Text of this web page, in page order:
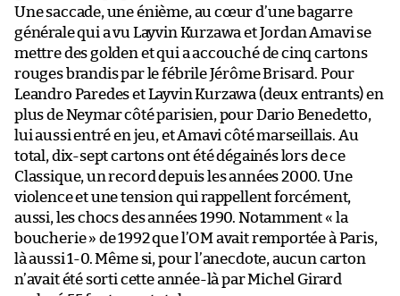
Une saccade, une énième, au cœur d’une bagarre
générale qui a vu Layvin Kurzawa et Jordan Amavi se
mettre des golden et qui a accouché de cinq cartons
rouges brandis par le fébrile Jérôme Brisard. Pour
Leandro Paredes et Layvin Kurzawa (deux entrants) en
plus de Neymar côté parisien, pour Dario Benedetto,
lui aussi entré en jeu, et Amavi côté marseillais. Au
total, dix-sept cartons ont été dégainés lors de ce
Classique, un record depuis les années 2000. Une
violence et une tension qui rappellent forcément,
aussi, les chocs des années 1990. Notamment « la
boucherie » de 1992 que l’OM avait remportée à Paris,
là aussi 1-0. Même si, pour l’anecdote, aucun carton
n’avait été sorti cette année-là par Michel Girard